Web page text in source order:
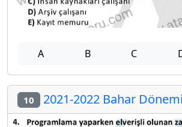
A B C
10 2021-2022 Bahar Dönemi